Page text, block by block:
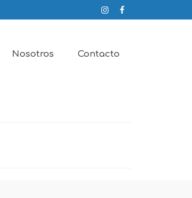
Nosotros Contacto